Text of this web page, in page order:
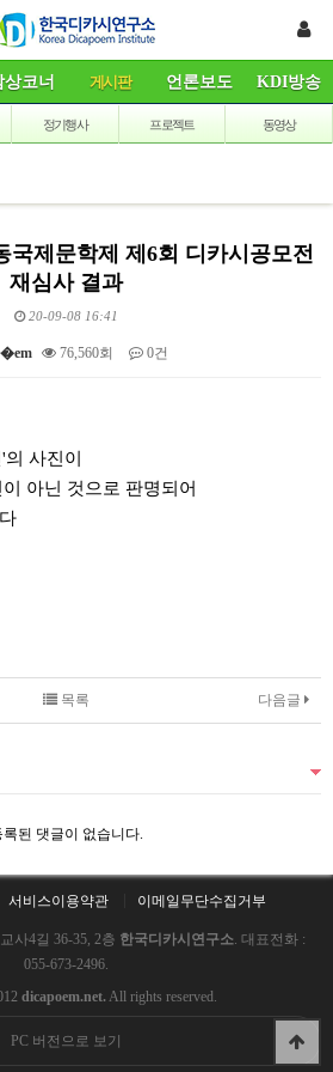
상코너 게시판 언론보도 KDI방송
정기행사 프로젝트 동영상
국제문학제 제6회 디카시공모전
재심사 결과
20-09-08 16:41
76,560회 0건
사진이
아닌 것으로 판명되어
다음글
목록
록된 댓글이 없습니다.
서비스이용약관 이메일무단수집거부
사4길 36-35, 2층 한국디카시연구소. 대표전화 :
055-673-2496.
dicapoem.net. All rights reserved.
PC 버전으로 보기